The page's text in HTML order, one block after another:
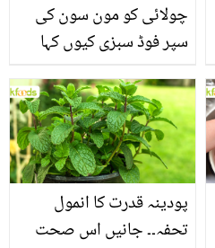
چولائی کو مون سون کی
سپر فوڈ سبزی کیوں کہا
منرلز اور اینٹی آکسیڈنٹس
سے بھرپور اس سبزی کے
فائدے
پودینہ قدرت کا انمول
تحفہ۔۔ جانیں اس صحت